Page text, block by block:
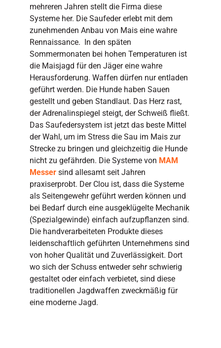
mehreren Jahren stellt die Firma diese
Systeme her. Die Saufeder erlebt mit dem
zunehmenden Anbau von Mais eine wahre
Rennaissance. In den späten
Sommermonaten bei hohen Temperaturen ist
die Maisjagd für den Jäger eine wahre
Herausforderung. Waffen dürfen nur entladen
geführt werden. Die Hunde haben Sauen
gestellt und geben Standlaut. Das Herz rast,
der Adrenalinspiegel steigt, der Schweiß fließt.
Das Saufedersystem ist jetzt das beste Mittel
der Wahl, um im Stress die Sau im Mais zur
Strecke zu bringen und gleichzeitig die Hunde
nicht zu gefährden. Die Systeme von MAM
Messersind allesamt seit Jahren
praxiserprobt. Der Clou ist, dass die Systeme
als Seitengewehr geführt werden können und
bei Bedarf durch eine ausgeklügelte Mechanik
(Spezialgewinde) einfach aufzupflanzen sind.
Die handverarbeiteten Produkte dieses
leidenschaftlich geführten Unternehmens sind
von hoher Qualität und Zuverlässigkeit. Dort
wo sich der Schuss entweder sehr schwierig
gestaltet oder einfach verbietet, sind diese
traditionellen Jagdwaffen zweckmäßig für
eine moderne Jagd.